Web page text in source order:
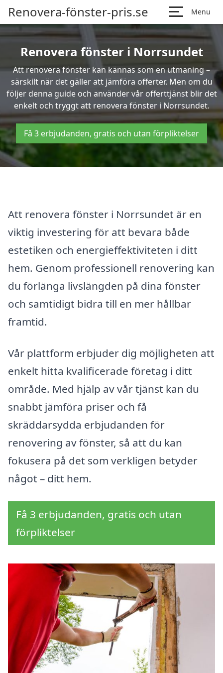
Renovera-fönster-pris.se Menu
Renovera fönster i Norrsundet
Att renovera fönster kan kännas som en utmaning –
särskilt när det gäller att jämföra offerter. Men om du
följer denna guide och använder vår offerttjänst blir det
enkelt och tryggt att renovera fönster i Norrsundet.
Få 3 erbjudanden, gratis och utan förpliktelser
Att renovera fönster i Norrsundet är en
viktig investering för att bevara både
estetiken och energieffektiviteten i ditt
hem. Genom professionell renovering kan
du förlänga livslängden på dina fönster
och samtidigt bidra till en mer hållbar
framtid.
Vår plattform erbjuder dig möjligheten att
enkelt hitta kvalificerade företag i ditt
område. Med hjälp av vår tjänst kan du
snabbt jämföra priser och få
skräddarsydda erbjudanden för
renovering av fönster, så att du kan
fokusera på det som verkligen betyder
något – ditt hem.
Få 3 erbjudanden, gratis och utan
förpliktelser